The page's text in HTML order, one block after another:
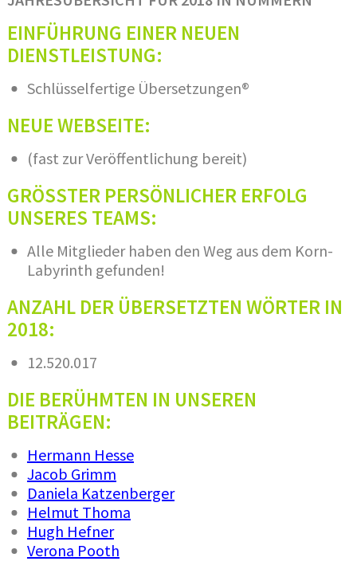
EINFÜHRUNG EINER NEUEN
DIENSTLEISTUNG:
Schlüsselfertige Übersetzungen®
NEUE WEBSEITE:
(fast zur Veröffentlichung bereit)
GRÖSSTER PERSÖNLICHER ERFOLG
UNSERES TEAMS:
Alle Mitglieder haben den Weg aus dem Korn-
Labyrinth gefunden!
ANZAHL DER ÜBERSETZTEN WÖRTER IN
2018:
12.520.017​
DIE BERÜHMTEN IN UNSEREN
BEITRÄGEN:
Hermann Hesse
Jacob Grimm
Daniela Katzenberger
Helmut Thoma
Hugh Hefner
Verona Pooth